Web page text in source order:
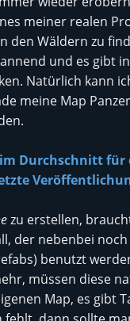
meiner realen
den Wäldern zu
und es gibt
Natürlich kann
meine Map
Durchschnitt
zu erstellen,
der nebenbei
benutzt
müssen diese
Map, es gibt